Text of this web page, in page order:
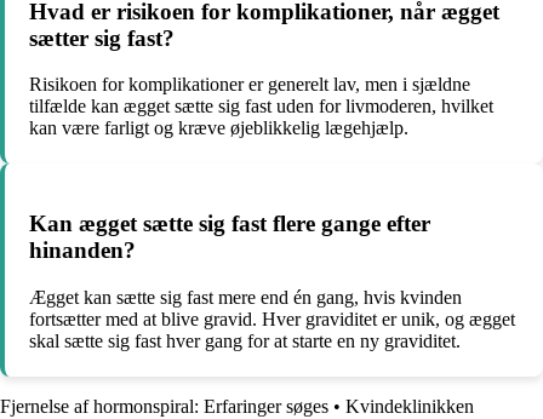
Hvad er risikoen for komplikationer, når ægget
sætter sig fast?
Risikoen for komplikationer er generelt lav, men i sjældne
tilfælde kan ægget sætte sig fast uden for livmoderen, hvilket
kan være farligt og kræve øjeblikkelig lægehjælp.
Kan ægget sætte sig fast flere gange efter
hinanden?
Ægget kan sætte sig fast mere end én gang, hvis kvinden
fortsætter med at blive gravid. Hver graviditet er unik, og ægget
skal sætte sig fast hver gang for at starte en ny graviditet.
Fjernelse af hormonspiral: Erfaringer søges • Kvindeklinikken